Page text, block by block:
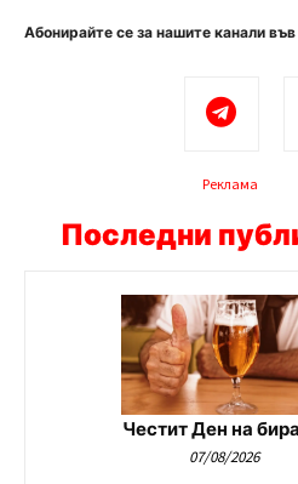
Абонирайте се за нашите канали
Реклама
Последни
Честит Ден на
07/08/2026